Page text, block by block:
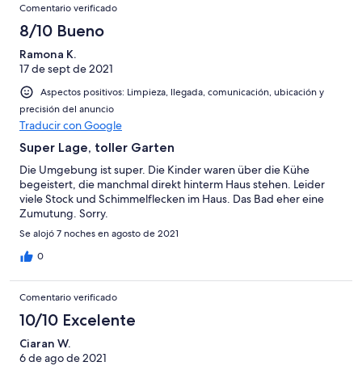
Comentario verificado
8/10 Bueno
Ramona K.
17 de sept de 2021
Aspectos positivos: Limpieza, llegada, comunicación, ubicación y
precisión del anuncio
Traducir con Google
Super Lage, toller Garten
Die Umgebung ist super. Die Kinder waren über die Kühe
begeistert, die manchmal direkt hinterm Haus stehen. Leider
viele Stock und Schimmelflecken im Haus. Das Bad eher eine
Zumutung. Sorry.
Se alojó 7 noches en agosto de 2021
0
Comentario verificado
10/10 Excelente
Ciaran W.
6 de ago de 2021